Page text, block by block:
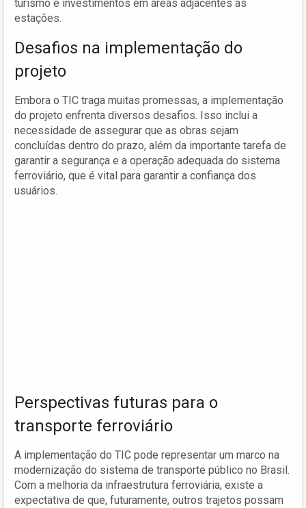
turismo e investimentos em áreas adjacentes às
estações.
Desafios na implementação do
projeto
Embora o TIC traga muitas promessas, a implementação
do projeto enfrenta diversos desafios. Isso inclui a
necessidade de assegurar que as obras sejam
concluídas dentro do prazo, além da importante tarefa de
garantir a segurança e a operação adequada do sistema
ferroviário, que é vital para garantir a confiança dos
usuários.
Perspectivas futuras para o
transporte ferroviário
A implementação do TIC pode representar um marco na
modernização do sistema de transporte público no Brasil.
Com a melhoria da infraestrutura ferroviária, existe a
expectativa de que, futuramente, outros trajetos possam